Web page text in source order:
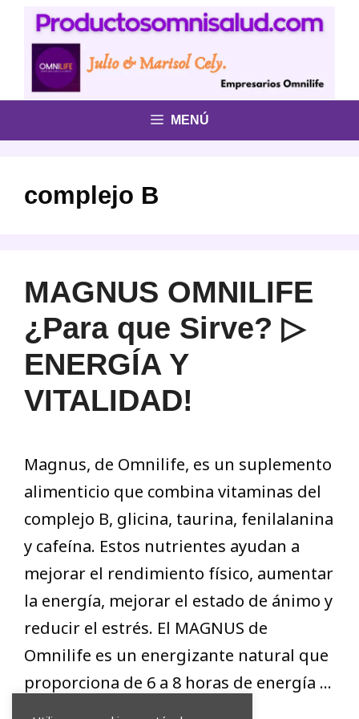
Saltar
contenido
MENÚ
complejo B
MAGNUS OMNILIFE
¿Para que Sirve? ▷
ENERGÍA Y
VITALIDAD!
Magnus, de Omnilife, es un suplemento
alimenticio que combina vitaminas del
complejo B, glicina, taurina, fenilalanina
y cafeína. Estos nutrientes ayudan a
mejorar el rendimiento físico, aumentar
la energía, mejorar el estado de ánimo y
reducir el estrés. El MAGNUS de
Omnilife es un energizante natural que
proporciona de 6 a 8 horas de energía …